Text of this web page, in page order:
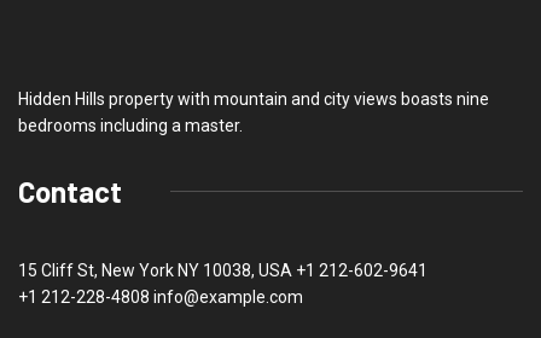
Hidden Hills property with mountain and city views boasts nine
bedrooms including a master.
Contact
15 Cliff St, New York NY 10038, USA +1 212-602-9641
+1 212-228-4808 info@example.com